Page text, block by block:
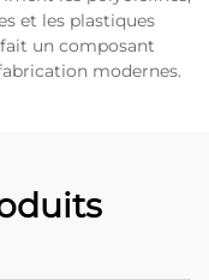
et les plastiques
un composant
modernes.